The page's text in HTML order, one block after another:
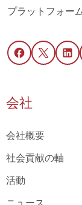
プラットフォー
会社
会社概要
社会貢献の軸
活動
ニュース